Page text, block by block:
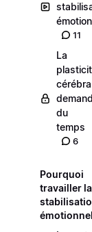
11
La
du
temps
6
Pourquoi
travailler la